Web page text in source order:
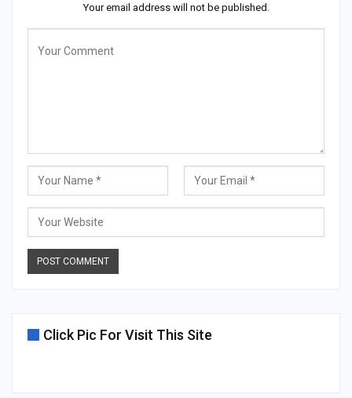
Your email address will not be published.
Click Pic For Visit This Site